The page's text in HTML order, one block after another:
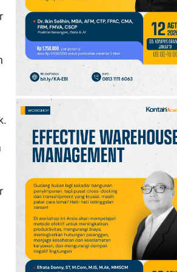
10 Promo JSM Alfamart 7–
9 Agustus 2026, Minyak
Goreng 2 Liter Mulai
Rp41.500